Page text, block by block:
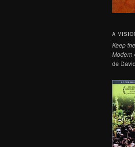
A
Keep
Modern
de